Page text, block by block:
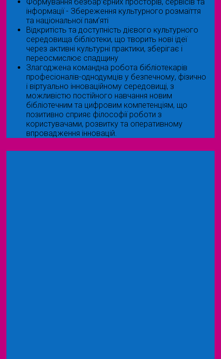
інформації - Збереження культурного розмаїття
та національної пам’яті
Відкритість та доступність дієвого культурного
середовища бібліотеки, що творить нові ідеї
через активні культурні практики, зберігає і
переосмислює спадщину
Злагоджена командна робота бібліотекарів
професіоналів-однодумців у безпечному, фізично
і віртуально інноваційному середовищі, з
можливістю постійного навчання новим
бібліотечним та цифровим компетенціям, що
позитивно сприяє філософії роботи з
користувачами, розвитку та оперативному
впровадження інновацій.